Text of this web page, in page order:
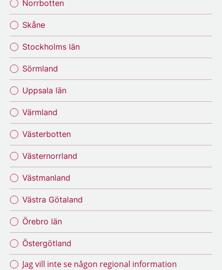
Norrbotten
Skåne
Stockholms län
Sörmland
Uppsala län
Värmland
Västerbotten
Västernorrland
Västmanland
Västra Götaland
Örebro län
Östergötland
Jag vill inte se någon regional information